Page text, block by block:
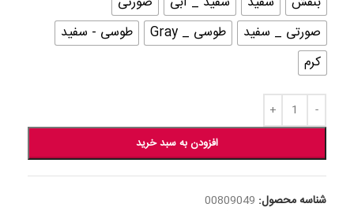
صورتی _ سفید
طوسی _ Gray
طوسی - سفید
کرم
افزودن به سبد خرید
شناسه محصول: 00809049